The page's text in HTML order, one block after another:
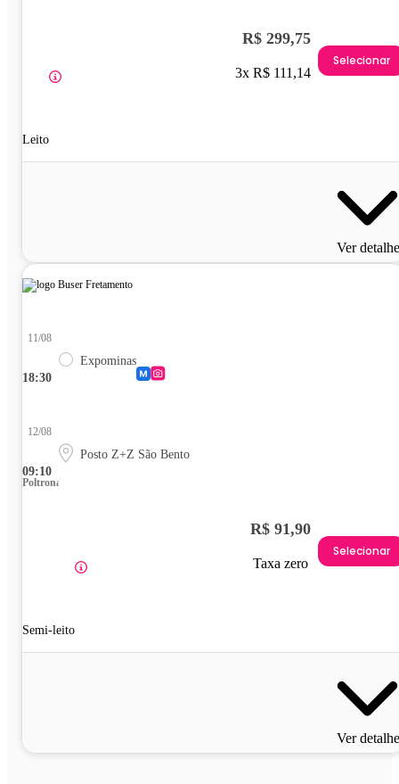
Leito
R$ 299,75
3x R$ 111,14
Selecionar
Ver
18:30
11/08
Expominas
09:10
12/08
Posto Z+Z São Bento
Poltrona
Semi-leito
R$ 91,90
Taxa zero
Selecionar
Ver